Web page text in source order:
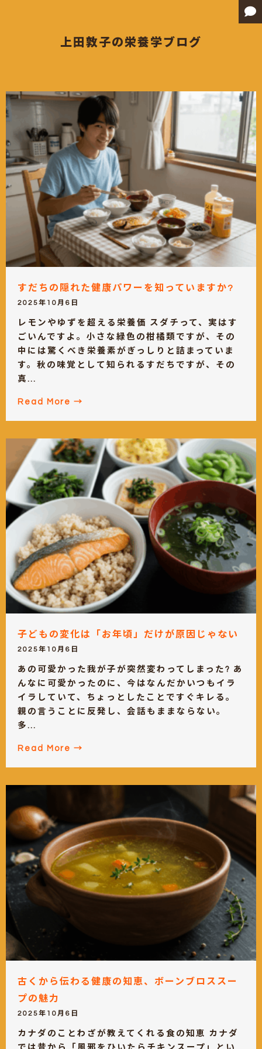
プ
上田敦子の栄養学ブログ
すだちの隠れた健康パワーを知っていますか?
2025年10月6日
レモンやゆずを超える栄養価 スダチって、実はす
ごいんですよ。小さな緑色の柑橘類ですが、その
中には驚くべき栄養素がぎっしりと詰まっていま
す。秋の味覚として知られるすだちですが、その
真...
Read More →
子どもの変化は「お年頃」だけが原因じゃない
2025年10月6日
あの可愛かった我が子が突然変わってしまった? あ
んなに可愛かったのに、今はなんだかいつもイラ
イラしていて、ちょっとしたことですぐキレる。
親の言うことに反発し、会話もままならない。
多...
Read More →
古くから伝わる健康の知恵、ボーンブロススー
プの魅力
2025年10月6日
カナダのことわざが教えてくれる食の知恵 カナダ